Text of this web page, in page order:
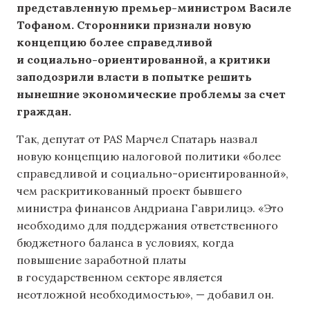
представленную премьер-министром Василе
Тофаном. Сторонники признали новую
концепцию более справедливой
и социально-ориентированной, а критики
заподозрили власти в попытке решить
нынешние экономические проблемы за счет
граждан.
Так, депутат от PAS Марчел Спатарь назвал
новую концепцию налоговой политики «более
справедливой и социально-ориентированной»,
чем раскритикованный проект бывшего
министра финансов Андриана Гаврилицэ. «Это
необходимо для поддержания ответственного
бюджетного баланса в условиях, когда
повышение заработной платы
в государственном секторе является
неотложной необходимостью», — добавил он.